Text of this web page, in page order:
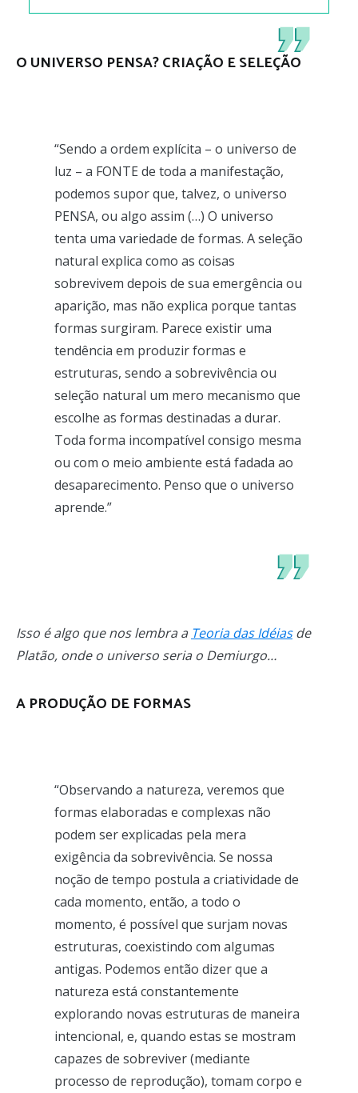
O UNIVERSO PENSA? CRIAÇÃO E SELEÇÃO
“Sendo a ordem explícita – o universo de
luz – a FONTE de toda a manifestação,
podemos supor que, talvez, o universo
PENSA, ou algo assim (…) O universo
tenta uma variedade de formas. A seleção
natural explica como as coisas
sobrevivem depois de sua emergência ou
aparição, mas não explica porque tantas
formas surgiram. Parece existir uma
tendência em produzir formas e
estruturas, sendo a sobrevivência ou
seleção natural um mero mecanismo que
escolhe as formas destinadas a durar.
Toda forma incompatível consigo mesma
ou com o meio ambiente está fadada ao
desaparecimento. Penso que o universo
aprende.”
Isso é algo que nos lembra a Teoria das Idéiasde
Platão, onde o universo seria o Demiurgo…
A PRODUÇÃO DE FORMAS
“Observando a natureza, veremos que
formas elaboradas e complexas não
podem ser explicadas pela mera
exigência da sobrevivência. Se nossa
noção de tempo postula a criatividade de
cada momento, então, a todo o
momento, é possível que surjam novas
estruturas, coexistindo com algumas
antigas. Podemos então dizer que a
natureza está constantemente
explorando novas estruturas de maneira
intencional, e, quando estas se mostram
capazes de sobreviver (mediante
processo de reprodução), tomam corpo e